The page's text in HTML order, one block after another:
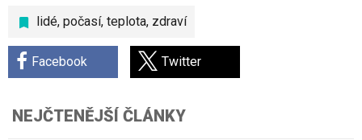
lidé, počasí, teplota, zdraví
Facebook Twitter
NEJČTENĚJŠÍ ČLÁNKY